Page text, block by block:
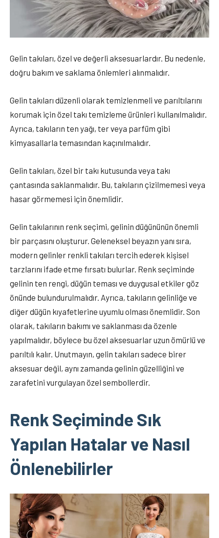
Gelin takıları, özel ve değerli aksesuarlardır. Bu nedenle,
doğru bakım ve saklama önlemleri alınmalıdır.
Gelin takıları düzenli olarak temizlenmeli ve parıltılarını
korumak için özel takı temizleme ürünleri kullanılmalıdır.
Ayrıca, takıların ten yağı, ter veya parfüm gibi
kimyasallarla temasından kaçınılmalıdır.
Gelin takıları, özel bir takı kutusunda veya takı
çantasında saklanmalıdır. Bu, takıların çizilmemesi veya
hasar görmemesi için önemlidir.
Gelin takılarının renk seçimi, gelinin düğününün önemli
bir parçasını oluşturur. Geleneksel beyazın yanı sıra,
modern gelinler renkli takıları tercih ederek kişisel
tarzlarını ifade etme fırsatı bulurlar. Renk seçiminde
gelinin ten rengi, düğün teması ve duygusal etkiler göz
önünde bulundurulmalıdır. Ayrıca, takıların gelinliğe ve
diğer düğün kıyafetlerine uyumlu olması önemlidir. Son
olarak, takıların bakımı ve saklanması da özenle
yapılmalıdır, böylece bu özel aksesuarlar uzun ömürlü ve
parıltılı kalır. Unutmayın, gelin takıları sadece birer
aksesuar değil, aynı zamanda gelinin güzelliğini ve
zarafetini vurgulayan özel sembollerdir.
Renk Seçiminde Sık
Yapılan Hatalar ve Nasıl
Önlenebilirler